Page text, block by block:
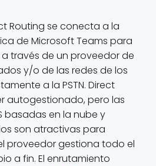
Routing se conecta a la
de Microsoft Teams para
través de un proveedor de
y/o de las redes de los
a la PSTN. Direct
autogestionado, pero las
basadas en la nube y
son atractivas para
proveedor gestiona todo el
a fin. El enrutamiento